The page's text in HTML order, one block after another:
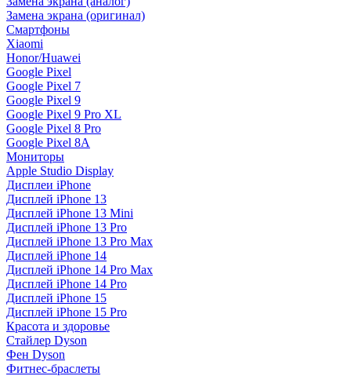
Замена экрана (оригинал)
Смартфоны
Xiaomi
Honor/Huawei
Google Pixel
Google Pixel 7
Google Pixel 9
Google Pixel 9 Pro XL
Google Pixel 8 Pro
Google Pixel 8A
Мониторы
Apple Studio Display
Дисплеи iPhone
Дисплей iPhone 13
Дисплей iPhone 13 Mini
Дисплей iPhone 13 Pro
Дисплей iPhone 13 Pro Max
Дисплей iPhone 14
Дисплей iPhone 14 Pro Max
Дисплей iPhone 14 Pro
Дисплей iPhone 15
Дисплей iPhone 15 Pro
Красота и здоровье
Стайлер Dyson
Фен Dyson
Фитнес-браслеты